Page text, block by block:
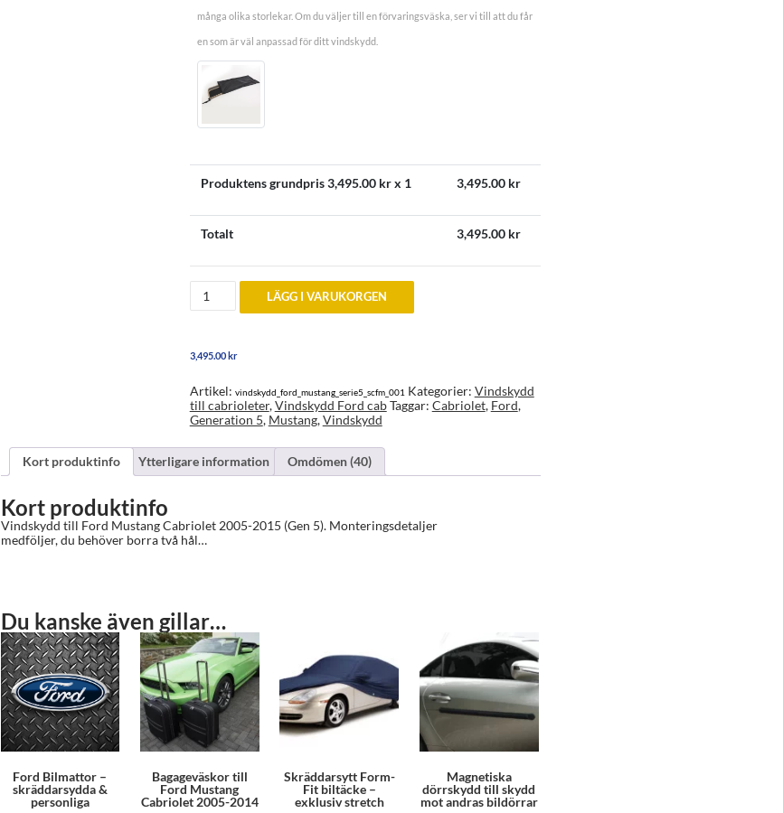
många olika storlekar. Om du väljer till en förvaringsväska, ser vi till att du får
en som är väl anpassad för ditt vindskydd.
Produktens grundpris3,495.00kr x 1 3,495.00kr
Totalt 3,495.00kr
Vindskydd
Ford
Mustang
mängd
LÄGG I VARUKORGEN
3,495.00kr
Artikel: vindskydd_ford_mustang_serie5_scfm_001 Kategorier: Vindskydd
till cabrioleter,Vindskydd Ford cabTaggar: Cabriolet, Ford,
Generation 5, Mustang,Vindskydd
Kort produktinfo Ytterligare information Omdömen (40)
Kort produktinfo
Vindskydd till Ford Mustang Cabriolet 2005-2015 (Gen 5). Monteringsdetaljer
medföljer, du behöver borra två hål…
Du kanske även gillar…
Ford Bilmattor –
skräddarsydda &
personliga
Bagageväskor till
Ford Mustang
Cabriolet 2005-2014
Skräddarsytt Form-
Fit biltäcke –
exklusiv stretch
Magnetiska
dörrskydd till skydd
mot andras bildörrar